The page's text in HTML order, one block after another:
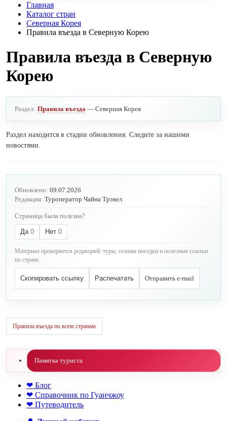
Главная
Каталог стран
Северная Корея
Правила въезда в Северную Корею
Правила въезда в Северную
Корею
Раздел: Правила въезда — Северная Корея
Раздел находится в стадии обновления. Следите за нашими
новостями.
Обновлено: 09.07.2026
Редакция: Туроператор Чайна Трэвел
Страница была полезна?
Да 0 Нет 0
Материал проверяется редакцией: туры, сезоны поездки и полезные ссылки
по стране.
Скопировать ссылку Распечатать Отправить e-mail
Правила въезда по всем странам
Памятка туриста
❤ Блог
❤ Справочник по Гуанчжоу
❤ Путеводитель